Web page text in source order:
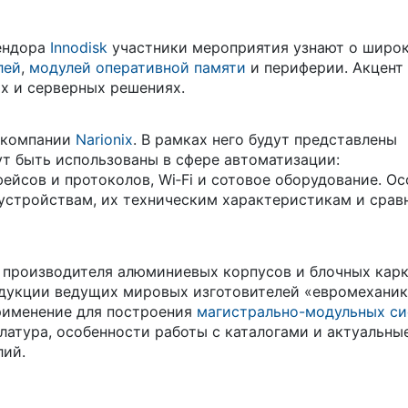
Innodisk участники мероприятия узнают о
, модулей оперативной памяти и периферии. Акцент
и серверных решениях.
Narionix. В рамках него будут представлены
использованы в сфере автоматизации:
и протоколов, Wi‑Fi и сотовое оборудование.
их техническим характеристикам и
алюминиевых корпусов и блочных
ведущих мировых изготовителей
для построения магистрально-модульных
особенности работы с каталогами и